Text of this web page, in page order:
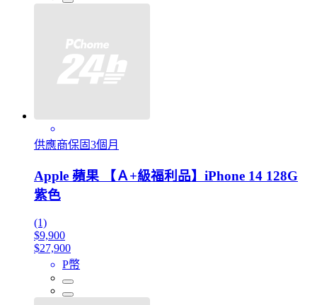
供應商保固3個月
Apple 蘋果 【Ａ+級福利品】iPhone 14 128G
紫色
(1)
$9,900
$27,900
P幣